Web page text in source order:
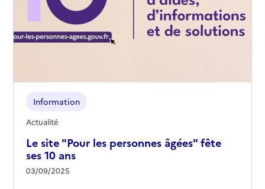
Le site "Pour les personnes âgées" fête
ses 10 ans
03/09/2025
Information
Actualité